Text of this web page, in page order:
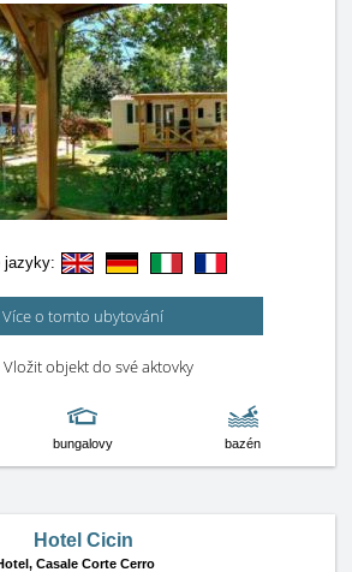
jazyky:
Více o tomto ubytování
Vložit objekt do své aktovky
bungalovy bazén
Hotel Cicin
Casale Corte Cerro